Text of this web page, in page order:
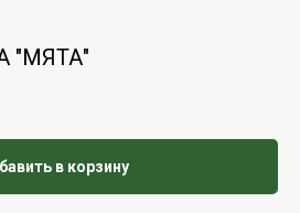
"МЯТА"
в корзину